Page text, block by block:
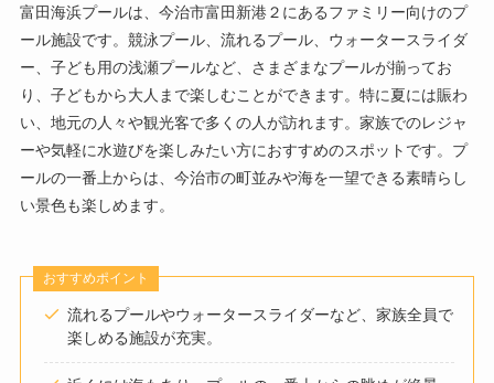
富田海浜プールは、今治市富田新港２にあるファミリー向けのプ
ール施設です。競泳プール、流れるプール、ウォータースライダ
ー、子ども用の浅瀬プールなど、さまざまなプールが揃ってお
り、子どもから大人まで楽しむことができます。特に夏には賑わ
い、地元の人々や観光客で多くの人が訪れます。家族でのレジャ
ーや気軽に水遊びを楽しみたい方におすすめのスポットです。プ
ールの一番上からは、今治市の町並みや海を一望できる素晴らし
い景色も楽しめます。
おすすめポイント
流れるプールやウォータースライダーなど、家族全員で
楽しめる施設が充実。